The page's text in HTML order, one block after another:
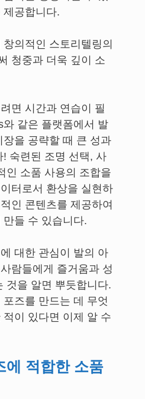
제공합니다.
의적인 스토리텔링의
청중과 더욱 깊이 소
면 시간과 연습이 필
같은 플랫폼에서 발
을 공략할 때 큰 성과
숙련된 조명 선택, 사
인 소품 사용의 조합을
터로서 환상을 실현하
인 콘텐츠를 제공하여
들 수 있습니다.
대한 관심이 발의 아
람들에게 즐거움과 성
것을 알면 뿌듯합니다.
즈를 만드는 데 무엇
이 있다면 이제 알 수
에 적합한 소품